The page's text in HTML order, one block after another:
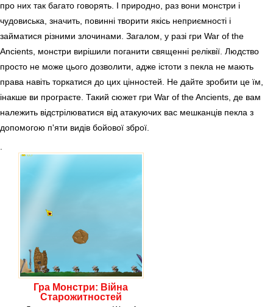
про них так багато говорять. І природно, раз вони монстри і
чудовиська, значить, повинні творити якісь неприємності і
займатися різними злочинами. Загалом, у разі гри War of the
Ancients, монстри вирішили поганити священні реліквії. Людство
просто не може цього дозволити, адже істоти з пекла не мають
права навіть торкатися до цих цінностей. Не дайте зробити це їм,
інакше ви програєте. Такий сюжет гри War of the Ancients, де вам
належить відстрілюватися від атакуючих вас мешканців пекла з
допомогою п'яти видів бойової зброї.
Гра Монстри: Війна
Старожитностей